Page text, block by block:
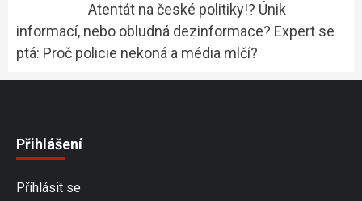
Atentát na české politiky!? Únik
informací, nebo obludná dezinformace? Expert se
ptá: Proč policie nekoná a média mlčí?
Přihlášení
Přihlásit se